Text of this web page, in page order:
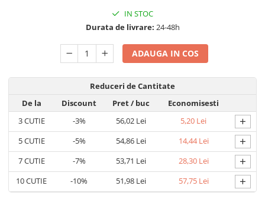
Masini de gaurit si insurubat
Polizoare unghiulare
Ferastraie circulare
Accesorii electrice
Scule de mana
Surubelnite, clesti si chei
Ciocane si topoare
Dalti, spituri, leviere
Cuttere, cutite si foarfece
Fierastraie
IN STOC
Durata de livrare: 24-48h
ADAUGA IN COS
Reduceri de Cantitate
De la
Discount Pret/ buc
Economisesti
3CUTIE -3% 56,02 Lei 5,20 Lei +
5CUTIE -5% 54,86 Lei 14,44 Lei +
7CUTIE -7% 53,71 Lei 28,30 Lei +
10CUTIE -10% 51,98 Lei 57,75 Lei +